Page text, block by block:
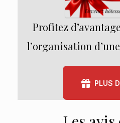
Profitez
l’organisation
PLUS